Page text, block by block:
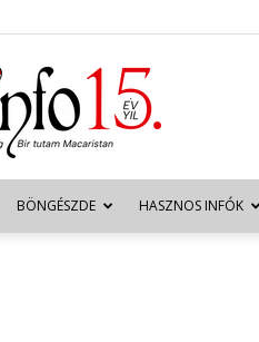
Türkinfo
BÖNGÉSZDE HASZNOS INFÓK